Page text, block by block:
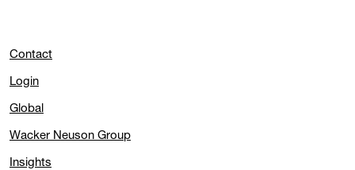
Contact
Login
Global
Wacker Neuson Group
Insights